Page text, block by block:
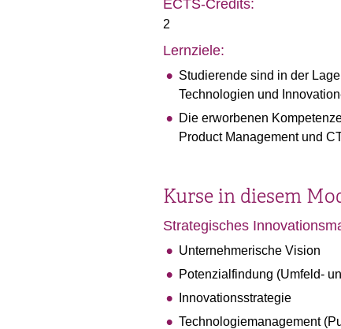
ECTS-Credits:
2
Lernziele:
Studierende sind in der
Technologien und
Die erworbenen
Product Management und
Kurse in diesem
Strategisches
Unternehmerische Vision
Potenzialfindung (Umfeld-
Innovationsstrategie
Technologiemanagement